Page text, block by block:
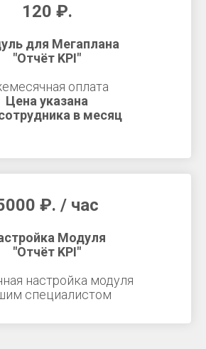
120 ₽.
для Мегаплана
"Отчёт KPI"
оплата
Цена указана
в месяц
₽. / час
Модуля
"Отчёт KPI"
настройка модуля
специалистом